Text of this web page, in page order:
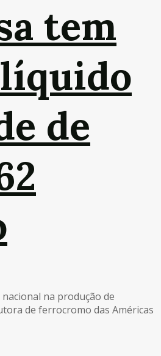
tem
de
na produção de
de ferrocromo das Américas